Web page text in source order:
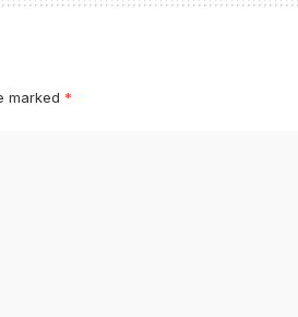
marked *